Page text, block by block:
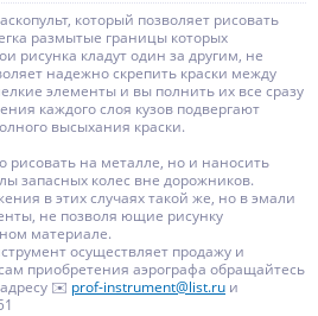
который позволяет рисовать
размытые гра­ницы которых
рисунка кладут один за другим, не
надежно скрепить краски между
элементы и вы­ полнить их все сразу
каждого слоя кузов подвергают
высы­хания краски.
рисовать на металле, но и наносить
запасных колес вне­ дорожников.
в этих случаях та­кой же, но в эмали
не позволя­ ющие рисунку
материале.
осуществляет продажу и
приобретения аэрографа обращайтесь
адресу ✉️ prof-instrument@list.ru и